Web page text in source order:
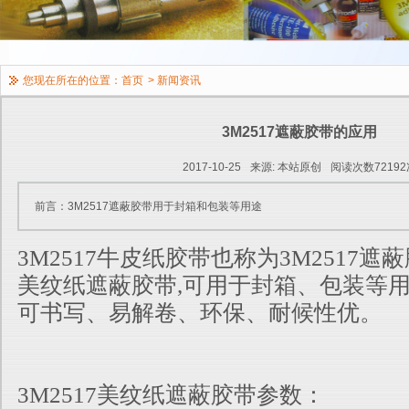
您现在所在的位置： 首页 > 新闻资讯
3M2517遮蔽胶带的应用
2017-10-25 来源: 本站原创 阅读次数72192
前言：3M2517遮蔽胶带用于封箱和包装等用途
3M2517牛皮纸胶带也称为3M2517遮
美纹纸遮蔽胶带,可用于封箱、包装等
可书写、易解卷、环保、耐候性优。
3M2517美纹纸遮蔽胶带参数：